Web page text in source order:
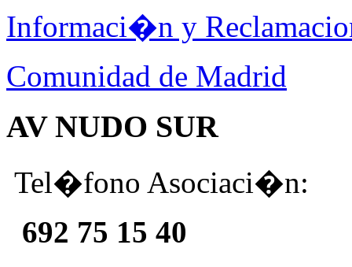
Informaci�n y
Comunidad de Madrid
AV NUDO SUR
Tel�fono Asociaci�n:
692 75 15 40